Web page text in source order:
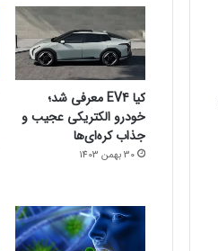
کیا EV4 معرفی شد؛
خودرو الکتریکی عجیب و
جذاب کره‌ای‌ها
30 بهمن 1403